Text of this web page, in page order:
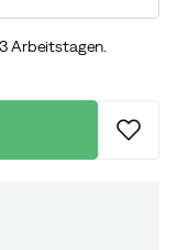
Arbeitstagen.